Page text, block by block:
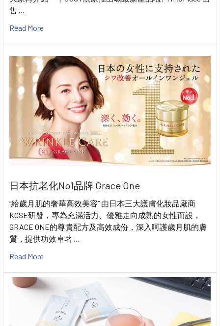
售 …
Read More
日本抗老化No1品牌 Grace One
“給歲月肌的奢華高效美容” 由日本三大護膚化妝品廠商
KOSE研發，專為充滿活力、優雅走向成熟的女性而設，
GRACE ONE的尊貴配方及高效成份，深入呵護歲月肌的膚
質，提供功效卓著 …
Read More